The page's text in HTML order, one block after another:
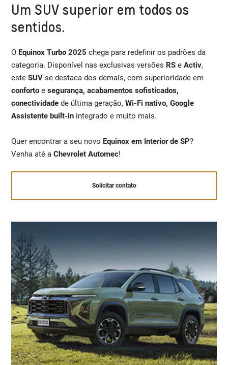
Um SUV superior em todos os
sentidos.
O Equinox Turbo 2025 chega para redefinir os padrões da
categoria. Disponível nas exclusivas versões RS eActiv,
esteSUV se destaca dos demais, com superioridade em
conforto esegurança, acabamentos sofisticados,
conectividade de última geração,Wi-Fi nativo, Google
Assistente built-in integrado e muito mais.
Quer encontrar a seu novo Equinox em Interior de SP?
Venha até aChevrolet Automec!
Solicitar contato